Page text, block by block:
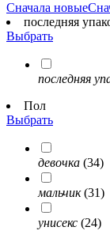
Сначала новые
последняя
Выбрать
последняя
Пол
Выбрать
девочка (34)
мальчик(31)
унисекс (24)